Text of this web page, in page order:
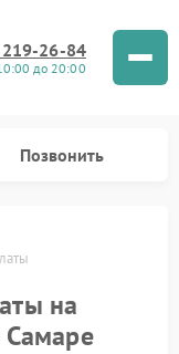
26-84
до 20:00
Позвонить
на
Самаре